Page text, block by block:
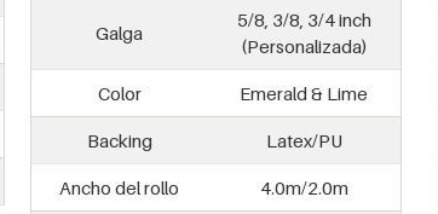
Galga
5/8, 3/8, 3/4 inch
(Personalizada)
Color Emerald & Lime
Backing Latex/PU
Ancho del rollo 4.0m/2.0m